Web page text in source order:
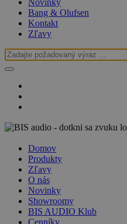
Novinky
Bang & Olufsen
Kontakt
Zľavy
Domov
Produkty
Zľavy
O nás
Novinky
Showroomy
BIS AUDIO Klub
Cenníky